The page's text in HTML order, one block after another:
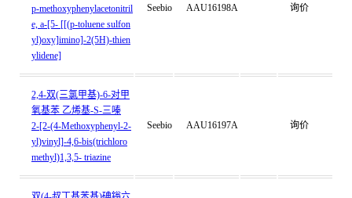
p-methoxyphenylacetonitril
e, a-[5- [[(p-toluene sulfon
yl)oxy]imino]-2(5H)-thien
ylidene]
Seebio AAU16198A 询价
2,4-双(三氯甲基)-6-对甲
氧基苯 乙烯基-S-三嗪
2-[2-(4-Methoxyphenyl-2-
yl)vinyl]-4,6-bis(trichloro
methyl)1,3,5- triazine
Seebio AAU16197A 询价